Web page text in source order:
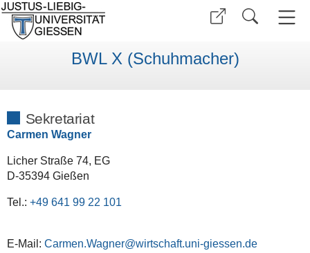
BWL X (Schuhmacher)
Sekretariat
Carmen Wagner
Licher Straße 74, EG
D-35394 Gießen
Tel.: +49 641 99 22 101
E-Mail: Carmen.Wagner@wirtschaft.uni-giessen.de